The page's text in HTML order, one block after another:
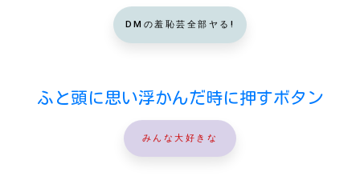
DMの羞恥芸全部ヤる!
ふと頭に思い浮かんだ時に押すボタン
みんな大好きな